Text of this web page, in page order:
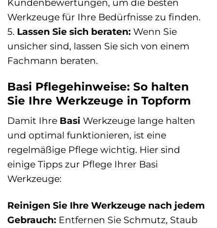
Werkzeuge für Ihre Bedürfnisse zu finden.
5. Lassen Sie sich beraten: Wenn Sie
unsicher sind, lassen Sie sich von einem
Fachmann beraten.
Basi Pflegehinweise: So halten
Sie Ihre Werkzeuge in Topform
Damit Ihre Basi Werkzeuge lange halten
und optimal funktionieren, ist eine
regelmäßige Pflege wichtig. Hier sind
einige Tipps zur Pflege Ihrer Basi
Werkzeuge:
Reinigen Sie Ihre Werkzeuge nach jedem
Gebrauch: Entfernen Sie Schmutz, Staub